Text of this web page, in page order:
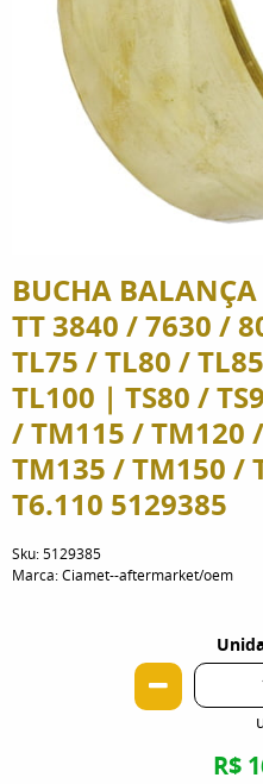
BUCHA
TT 3840 / 7630 /
TL75 / TL80 /
TL100 | TS80 /
/ TM115 / TM120
TM135 / TM150 /
T6.110 5129385
Sku:5129385
Marca:Ciamet--aftermarket/oem
R$